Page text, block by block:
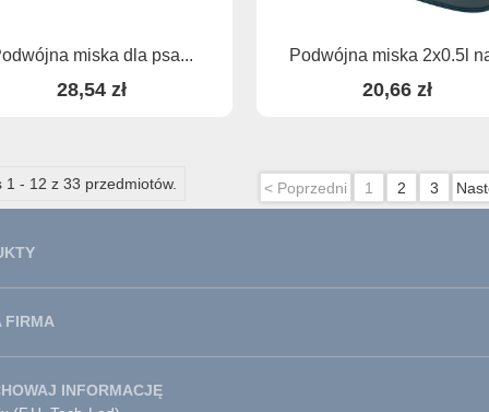
miska dla psa...
28,54 zł
Podwójna miska 2x0.5l
20,66 zł
1 - 12 z 33 przedmiotów. < Poprzedni 1 2 3
FIRMA
INFORMACJĘ